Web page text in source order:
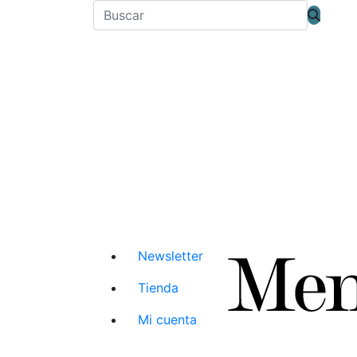
Newsletter
Tienda
Mi cuenta